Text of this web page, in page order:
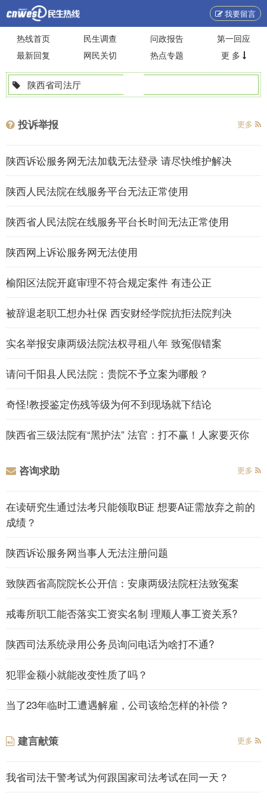
我要留言
热线首页 民生调查 问政报告
第一回应
最新回复
网民关切 热点专题 更 多
陕西省司法厅
投诉举报 更多
陕西诉讼服务网无法加载无法登录 请尽快维护解决
陕西人民法院在线服务平台无法正常使用
陕西省人民法院在线服务平台长时间无法正常使用
陕西网上诉讼服务网无法使用
榆阳区法院开庭审理不符合规定案件 有违公正
被辞退老职工想办社保 西安财经学院抗拒法院判决
实名举报安康两级法院法权寻租八年 致冤假错案
请问千阳县人民法院：贵院不予立案为哪般？
奇怪!教授鉴定伤残等级为何不到现场就下结论
陕西省三级法院有“黑护法” 法官：打不赢！人家要灭你
咨询求助 更多
在读研究生通过法考只能领取B证 想要A证需放弃之前的
成绩？
陕西诉讼服务网当事人无法注册问题
致陕西省高院院长公开信：安康两级法院枉法致冤案
戒毒所职工能否落实工资实名制 理顺人事工资关系?
陕西司法系统录用公务员询问电话为啥打不通?
犯罪金额小就能改变性质了吗？
当了23年临时工遭遇解雇，公司该给怎样的补偿？
建言献策 更多
我省司法干警考试为何跟国家司法考试在同一天？